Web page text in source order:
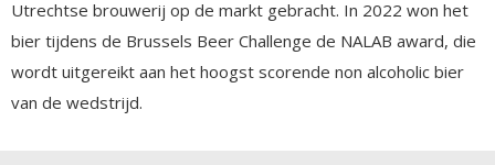
Utrechtse brouwerij op de markt gebracht. In 2022 won het
bier tijdens de Brussels Beer Challenge de NALAB award, die
wordt uitgereikt aan het hoogst scorende non alcoholic bier
van de wedstrijd.